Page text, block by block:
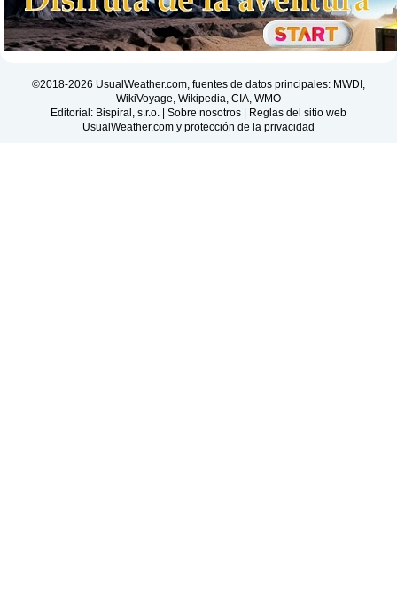
©2018-2026 UsualWeather.com, fuentes de datos principales: MWDI,
WikiVoyage, Wikipedia, CIA, WMO
Editorial: Bispiral, s.r.o. | Sobre nosotros | Reglas del sitio web
UsualWeather.com y protección de la privacidad